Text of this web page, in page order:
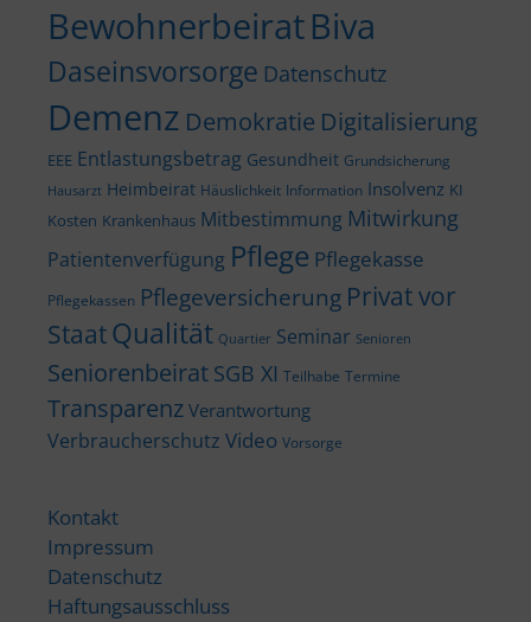
BewohnerbeiratBiva
Daseinsvorsorge Datenschutz
Demenz Demokratie Digitalisierung
EEE Entlastungsbetrag Gesundheit Grundsicherung
Hausarzt Heimbeirat Häuslichkeit Information Insolvenz KI
Kosten Krankenhaus Mitbestimmung Mitwirkung
Patientenverfügung Pflege Pflegekasse
Pflegekassen Pflegeversicherung Privat vor
StaatQualität Quartier Seminar Senioren
Seniorenbeirat SGB XI Teilhabe Termine
Transparenz Verantwortung
Verbraucherschutz Video Vorsorge
Kontakt
Impressum
Datenschutz
Haftungsausschluss